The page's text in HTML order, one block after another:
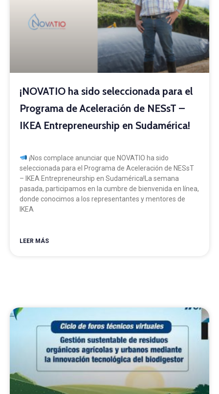
¡NOVATIO ha sido seleccionada para el
Programa de Aceleración de NESsT –
IKEA Entrepreneurship en Sudamérica!
¡Nos complace anunciar que NOVATIO ha sido
seleccionada para el Programa de Aceleración de NESsT
– IKEA Entrepreneurship en Sudamérica!La semana
pasada, participamos en la cumbre de bienvenida en línea,
donde conocimos a los representantes y mentores de
IKEA
LEER MÁS